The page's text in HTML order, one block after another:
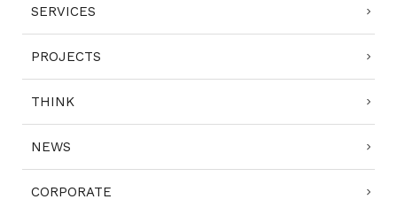
SERVICES
PROJECTS
THINK
NEWS
CORPORATE